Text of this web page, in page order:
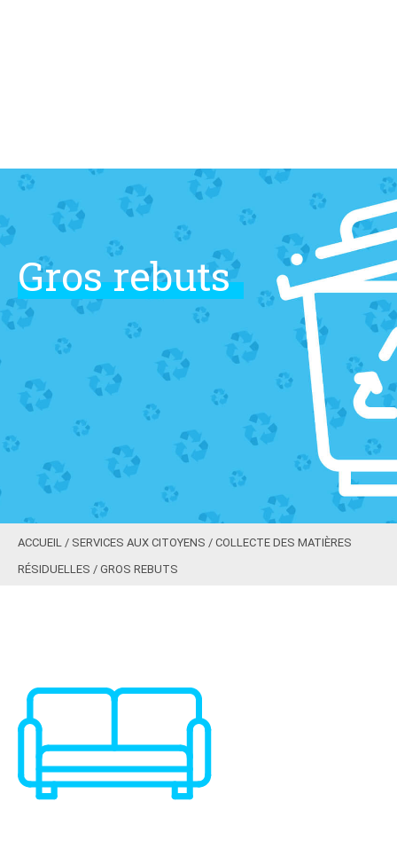
Grosrebuts
ACCUEIL / SERVICES AUX CITOYENS / COLLECTE DES MATIÈRES
RÉSIDUELLES / GROS REBUTS